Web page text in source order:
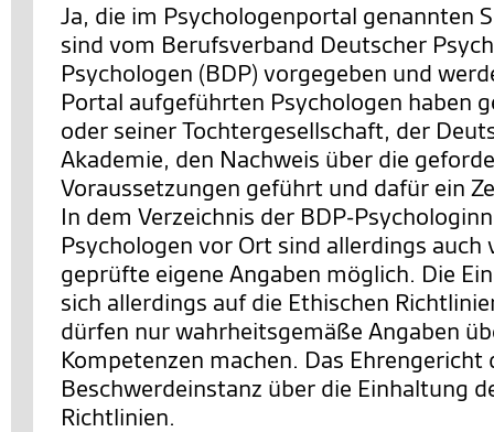
Ja, die im Psychologenportal genannten
sind vom Berufsverband Deutscher
Psychologen (BDP) vorgegeben und
Portal aufgeführten Psychologen haben
oder seiner Tochtergesellschaft, der
Akademie, den Nachweis über die
Voraussetzungen geführt und dafür ein
In dem Verzeichnis der BDP-
Psychologen vor Ort sind allerdings auch
geprüfte eigene Angaben möglich. Die
sich allerdings auf die Ethischen
dürfen nur wahrheitsgemäße Angaben
Kompetenzen machen. Das Ehrengericht
Beschwerdeinstanz über die Einhaltung
Richtlinien.